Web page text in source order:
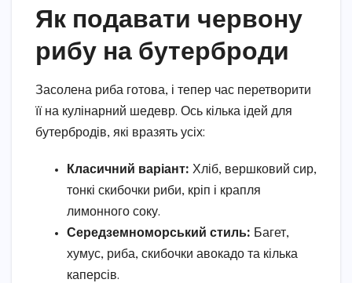
Як подавати червону
рибу на бутерброди
Засолена риба готова, і тепер час перетворити
її на кулінарний шедевр. Ось кілька ідей для
бутербродів, які вразять усіх:
Класичний варіант: Хліб, вершковий сир,
тонкі скибочки риби, кріп і крапля
лимонного соку.
Середземноморський стиль: Багет,
хумус, риба, скибочки авокадо та кілька
каперсів.